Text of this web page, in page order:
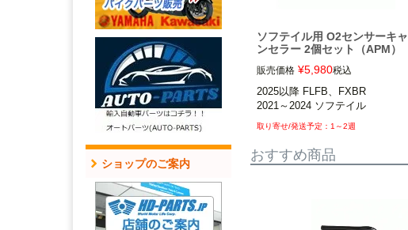
ショップのご案内
ソフテイル用 O2センサーキャ
ンセラー 2個セット（APM）
販売価格 ¥5,980税込
2025以降 FLFB、FXBR
2021～2024 ソフテイル
1～2週
おすすめ商品